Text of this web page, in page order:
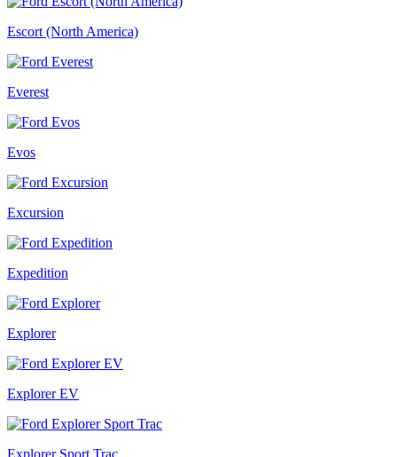
Escort (North America)
Everest
Evos
Excursion
Expedition
Explorer
Explorer EV
Explorer Sport Trac